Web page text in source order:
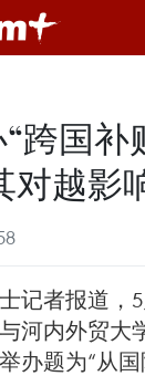
跨国补
对越影
记者报道，
河内外贸大
办题为“从